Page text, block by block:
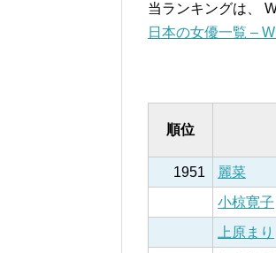
当ランキングは、
日本の女優一覧 –
順位
1951
麗菜
小椋寛子
上原まり